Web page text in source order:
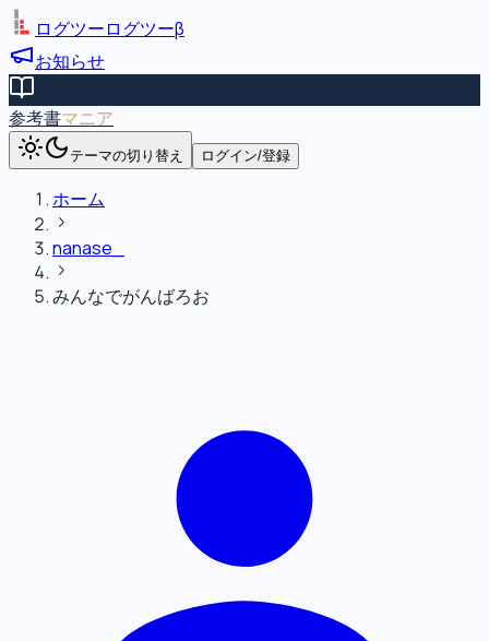
ログツーログツーβ
お知らせ
参考書マニア
テーマの切り替え ログイン/登録
ホーム
nanase_
みんなでがんばろお